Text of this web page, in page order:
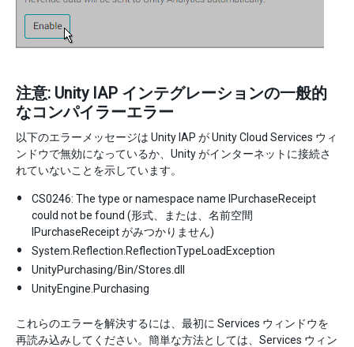
注意: Unity IAP インテグレーションの一般的
なコンパイラーエラー
以下のエラーメッセージは Unity IAP が Unity Cloud Services ウィ
ンドウで無効になっているか、Unity がインターネットに接続さ
れていないことを示しています。
CS0246: The type or namespace name IPurchaseReceipt
could not be found (形式、または、名前空間
IPurchaseReceipt がみつかりません)
System.Reflection.ReflectionTypeLoadException
UnityPurchasing/Bin/Stores.dll
UnityEngine.Purchasing
これらのエラーを解決するには、最初に Services ウィンドウを
再読み込みしてください。簡単な方法としては、Services ウィン